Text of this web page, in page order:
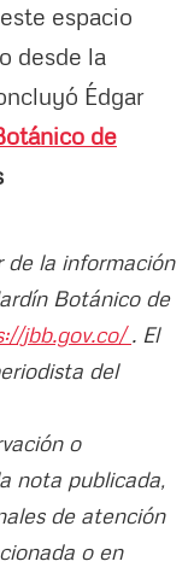
espacio
desde la
Édgar
de
de la información
Botánico de
jbb.gov.co/. El
del
o
nota publicada,
de atención
o en